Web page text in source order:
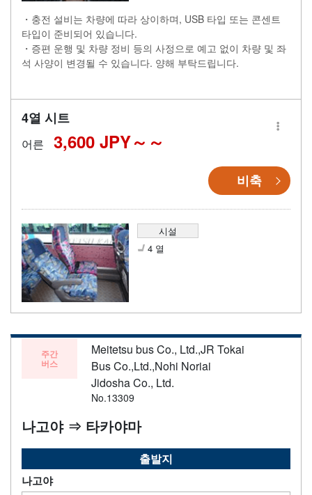
・충전 설비는 차량에 따라 상이하며, USB 타입 또는 콘센트
타입이 준비되어 있습니다.
・증편 운행 및 차량 정비 등의 사정으로 예고 없이 차량 및 좌
석 사양이 변경될 수 있습니다. 양해 부탁드립니다.
4열 시트
어른 3,600 JPY～
비축
시설
4 열
주간
버스
Meitetsu bus Co., Ltd.,JR Tokai
Bus Co.,Ltd.,Nohi Noriai
Jidosha Co., Ltd.
No.13309
나고야 ⇒ 타카야마
출발지
나고야